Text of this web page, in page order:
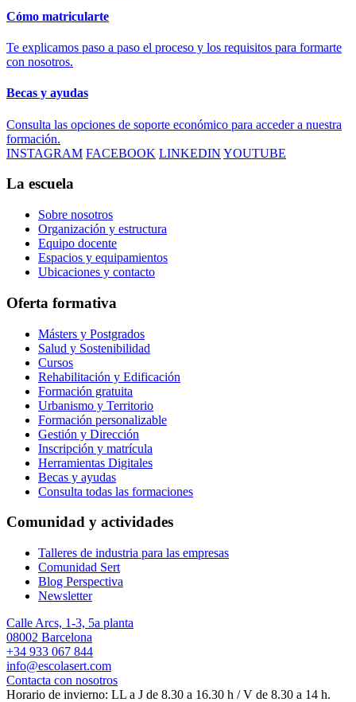
Cómo matricularte
Te explicamos paso a paso el proceso y los requisitos para formarte
con nosotros.
Becas y ayudas
Consulta las opciones de soporte económico para acceder a nuestra
formación.
INSTAGRAM FACEBOOK LINKEDIN YOUTUBE
La escuela
Sobre nosotros
Organización y estructura
Equipo docente
Espacios y equipamientos
Ubicaciones y contacto
Oferta formativa
Másters y Postgrados
Salud y Sostenibilidad
Cursos
Rehabilitación y Edificación
Formación gratuita
Urbanismo y Territorio
Formación personalizable
Gestión y Dirección
Inscripción y matrícula
Herramientas Digitales
Becas y ayudas
Consulta todas las formaciones
Comunidad y actividades
Talleres de industria para las empresas
Comunidad Sert
Blog Perspectiva
Newsletter
Calle Arcs, 1-3, 5a planta
08002 Barcelona
+34 933 067 844
info@escolasert.com
Contacta con nosotros
Horario de invierno: LL a J de 8.30 a 16.30 h / V de 8.30 a 14 h.